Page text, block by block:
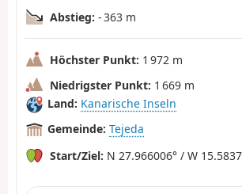
Abstieg: - 363 m
Höchster Punkt: 1 972 m
Niedrigster Punkt: 1 669 m
Land: Kanarische Inseln
Gemeinde: Tejeda
Start/Ziel: N 27.966006° / W